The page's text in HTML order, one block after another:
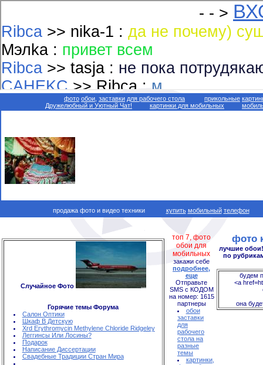
фото обои, заставки для рабочего стола прикольные
Дружелюбный и Уютный Чат!
картинки для мобильных
продажа фото и видео техники купить мобильный телефон
топ 7, фото
обои для
мобильных
закажи себе
подробнее,
еще
Отправьте
SMS с КОДОМ
на номер: 1615
партнеры
обои
заставки
для
рабочего
стола на
разные
темы
картинки,
фото
лучшие
по
будем
<a
она
Случайное Фото
Горячие темы Форума
Салон Оптики
Шкаф В Детскую
Xrd Erythromycin Methylene Chloride Ridgeley
Леггинсы Или Лосины?
Подарок
Написание Диссертации
Свадебные Традиции Стран Мира